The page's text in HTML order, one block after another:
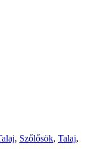
, Szőlősök, Talaj,